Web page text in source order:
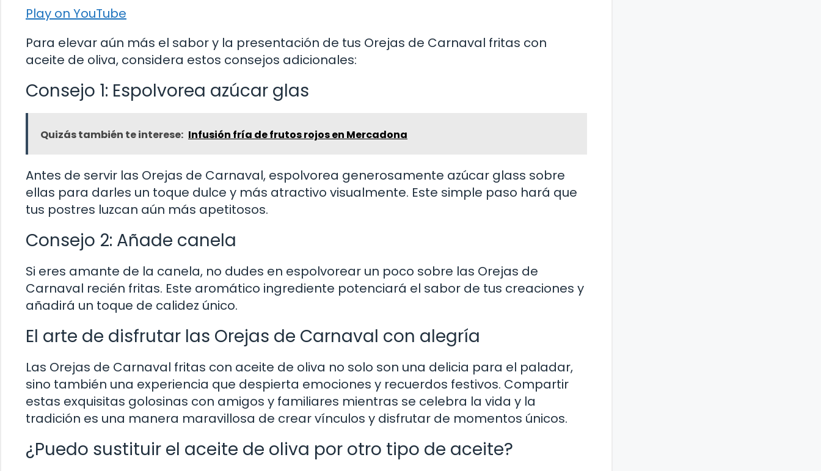
Play on YouTube
Para elevar aún más el sabor y la presentación de tus Orejas de Carnaval fritas con
aceite de oliva, considera estos consejos adicionales:
Consejo 1: Espolvorea azúcar glas
Quizás también te interese: Infusión fría de frutos rojos en Mercadona
Antes de servir las Orejas de Carnaval, espolvorea generosamente azúcar glass sobre
ellas para darles un toque dulce y más atractivo visualmente. Este simple paso hará que
tus postres luzcan aún más apetitosos.
Consejo 2: Añade canela
Si eres amante de la canela, no dudes en espolvorear un poco sobre las Orejas de
Carnaval recién fritas. Este aromático ingrediente potenciará el sabor de tus creaciones y
añadirá un toque de calidez único.
El arte de disfrutar las Orejas de Carnaval con alegría
Las Orejas de Carnaval fritas con aceite de oliva no solo son una delicia para el paladar,
sino también una experiencia que despierta emociones y recuerdos festivos. Compartir
estas exquisitas golosinas con amigos y familiares mientras se celebra la vida y la
tradición es una manera maravillosa de crear vínculos y disfrutar de momentos únicos.
¿Puedo sustituir el aceite de oliva por otro tipo de aceite?